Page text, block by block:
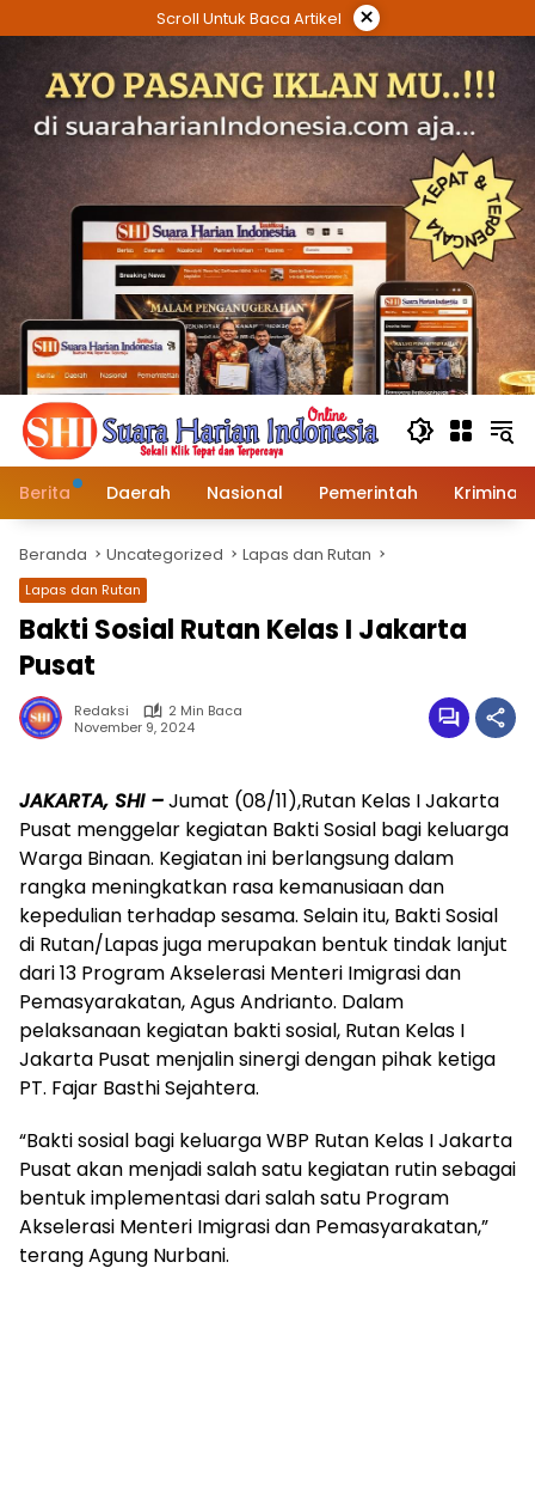
ke
Scroll Untuk Baca Artikel ×
wa.me/087842777025
Berita Daerah Nasional Pemerintah Kriminal
Beranda Uncategorized Lapas dan Rutan
Lapas dan Rutan
Bakti Sosial Rutan Kelas I Jakarta
Pusat
Redaksi
2 Min Baca
November 9, 2024
JAKARTA, SHI –Jumat (08/11),Rutan Kelas I Jakarta
Pusat menggelar kegiatan Bakti Sosial bagi keluarga
Warga Binaan. Kegiatan ini berlangsung dalam
rangka meningkatkan rasa kemanusiaan dan
kepedulian terhadap sesama. Selain itu, Bakti Sosial
di Rutan/Lapas juga merupakan bentuk tindak lanjut
dari 13 Program Akselerasi Menteri Imigrasi dan
Pemasyarakatan, Agus Andrianto. Dalam
pelaksanaan kegiatan bakti sosial, Rutan Kelas I
Jakarta Pusat menjalin sinergi dengan pihak ketiga
PT. Fajar Basthi Sejahtera.
“Bakti sosial bagi keluarga WBP Rutan Kelas I Jakarta
Pusat akan menjadi salah satu kegiatan rutin sebagai
bentuk implementasi dari salah satu Program
Akselerasi Menteri Imigrasi dan Pemasyarakatan,”
terang Agung Nurbani.